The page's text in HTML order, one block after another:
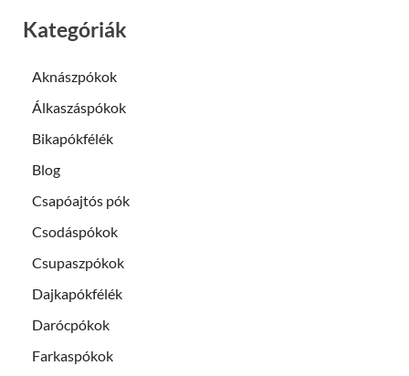
Kategóriák
Aknászpókok
Álkaszáspókok
Bikapókfélék
Blog
Csapóajtós pók
Csodáspókok
Csupaszpókok
Dajkapókfélék
Darócpókok
Farkaspókok